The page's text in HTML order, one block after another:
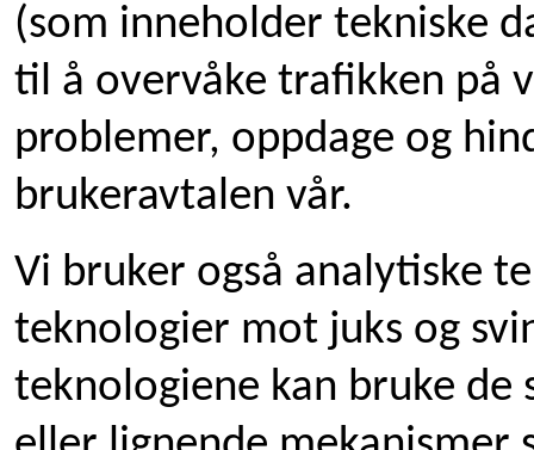
(som inneholder tekniske
til å overvåke trafikken på
problemer, oppdage og
brukeravtalen vår.
Vi bruker også analytiske
teknologier mot juks og
teknologiene kan bruke de